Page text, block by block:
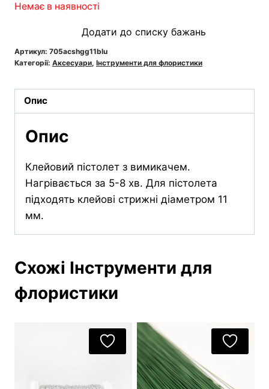
Немає в наявності
Додати до списку бажань
Артикул: 705acshgg11blu
Категорії: Аксесуари, Інструменти для флористики
Опис
Опис
Клейовий пістолет з вимикачем.
Нагрівається за 5-8 хв. Для пістолета
підходять клейові стрижні діаметром 11
мм.
Схожі Інструменти для
флористики